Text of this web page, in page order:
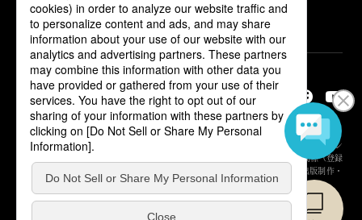
ABJマークは、この電子書店・電子書籍配信サービスが、著作権者からコン
テンツ使用許諾を得た正規版配信サービスであることを示す登録商標（登録
番号 第6091713号）です。詳しくは［ABJマーク］または［電子出版制作・
流通協議会］で検索してください。